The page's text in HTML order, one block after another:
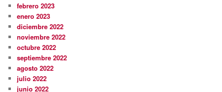
febrero 2023
enero 2023
diciembre 2022
noviembre 2022
octubre 2022
septiembre 2022
agosto 2022
julio 2022
junio 2022